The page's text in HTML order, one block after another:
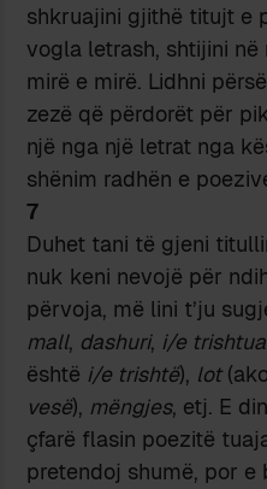
shkruajini gjithë titujt e
vogla letrash, shtijini
mirë e mirë. Lidhni
zezë që përdorët për
një nga një letrat nga
shënim radhën e
7
Duhet tani të gjeni
nuk keni nevojë për
përvoja, më lini t’ju
mall, dashuri, i/e
është i/e trishtë), lot
vesë), mëngjes, etj. E
çfarë flasin poezitë
pretendoj shumë, por e